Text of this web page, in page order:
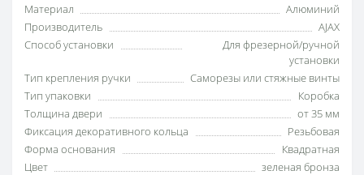
Материал
Алюминий
Производитель
AJAX
Способ установки
Для фрезерной/ручной
установки
Тип крепления ручки
Саморезы или стяжные винты
Тип упаковки
Коробка
Толщина двери
от 35 мм
Фиксация декоративного кольца
Резьбовая
Форма основания
Квадратная
Цвет
зеленая бронза